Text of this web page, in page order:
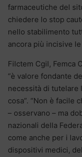
farmaceutiche del
chiedere lo stop
nello stabilimento
ancora più incisive
Filctem Cgil, Femca
“è valore fondante
necessità di tutelare
cosa”. “Non è facile
– osservano – ma
nazionali della
come anche per i
dispositivi medici,